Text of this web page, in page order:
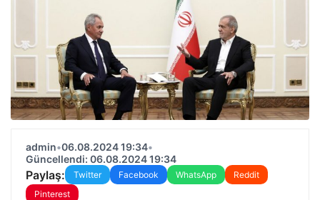
admin•06.08.2024 19:34•
Güncellendi: 06.08.2024 19:34
Paylaş: Twitter Facebook WhatsApp
Reddit
Pinterest